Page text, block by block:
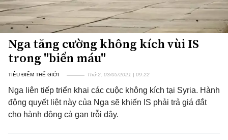
Nga tăng cường không kích vùi IS
trong "biển máu"
TIÊU ĐIỂM THẾ GIỚI Thứ 2, 03/05/2021 | 09:22
Nga liên tiếp triển khai các cuộc không kích tại Syria. Hành
động quyết liệt này của Nga sẽ khiến IS phải trả giá đắt
cho hành động cả gan trỗi dậy.